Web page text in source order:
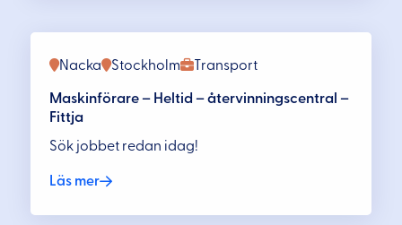
Transport
Nacka Stockholm
Maskinförare – Heltid – återvinningscentral –
Fittja
Sök jobbet redan idag!
Läs mer